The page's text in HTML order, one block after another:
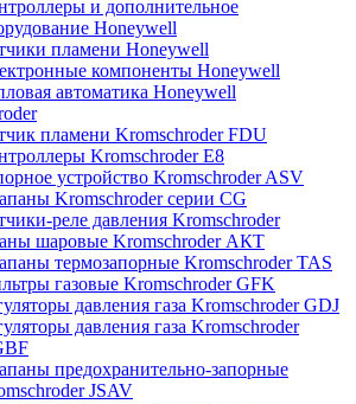
и дополнительное
Honeywell
пламени Honeywell
компоненты Honeywell
автоматика Honeywell
пламени Kromschroder FDU
Kromschroder E8
устройство Kromschroder ASV
Kromschroder серии CG
реле давления Kromschroder
шаровые Kromschroder АКТ
термозапорные Kromschroder TAS
газовые Kromschroder GFK
давления газа Kromschroder GDJ
давления газа Kromschroder
предохранительно-запорные
JSAV